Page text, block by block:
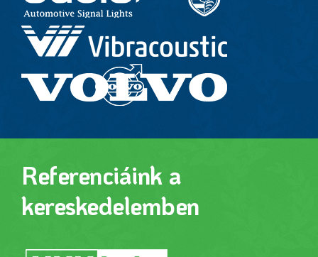
Referenciáink a
kereskedelemben